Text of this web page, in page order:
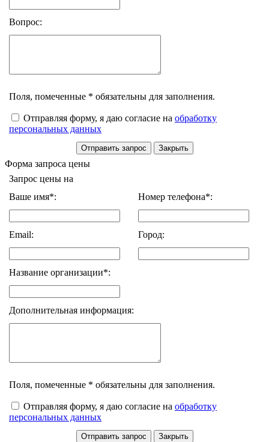
Вопрос:
Поля, помеченные * обязательны для заполнения.
Отправляя форму, я даю согласие на обработку
персональных данных
Форма запроса цены
Запрос цены на
Ваше имя*:
Номер телефона*:
Email: Город:
Название организации*:
Дополнительная информация:
Поля, помеченные * обязательны для заполнения.
Отправляя форму, я даю согласие на обработку
персональных данных